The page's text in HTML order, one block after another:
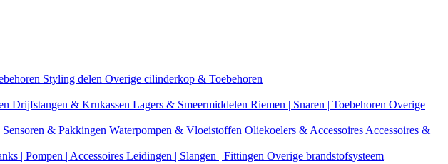
Styling delen Overige cilinderkop & Toebehoren
Drijfstangen & Krukassen Lagers & Smeermiddelen Riemen | Snaren | Toebehoren Overige
Sensoren & Pakkingen Waterpompen & Vloeistoffen Oliekoelers & Accessoires Accessoires &
| Pompen | Accessoires Leidingen | Slangen | Fittingen Overige brandstofsysteem